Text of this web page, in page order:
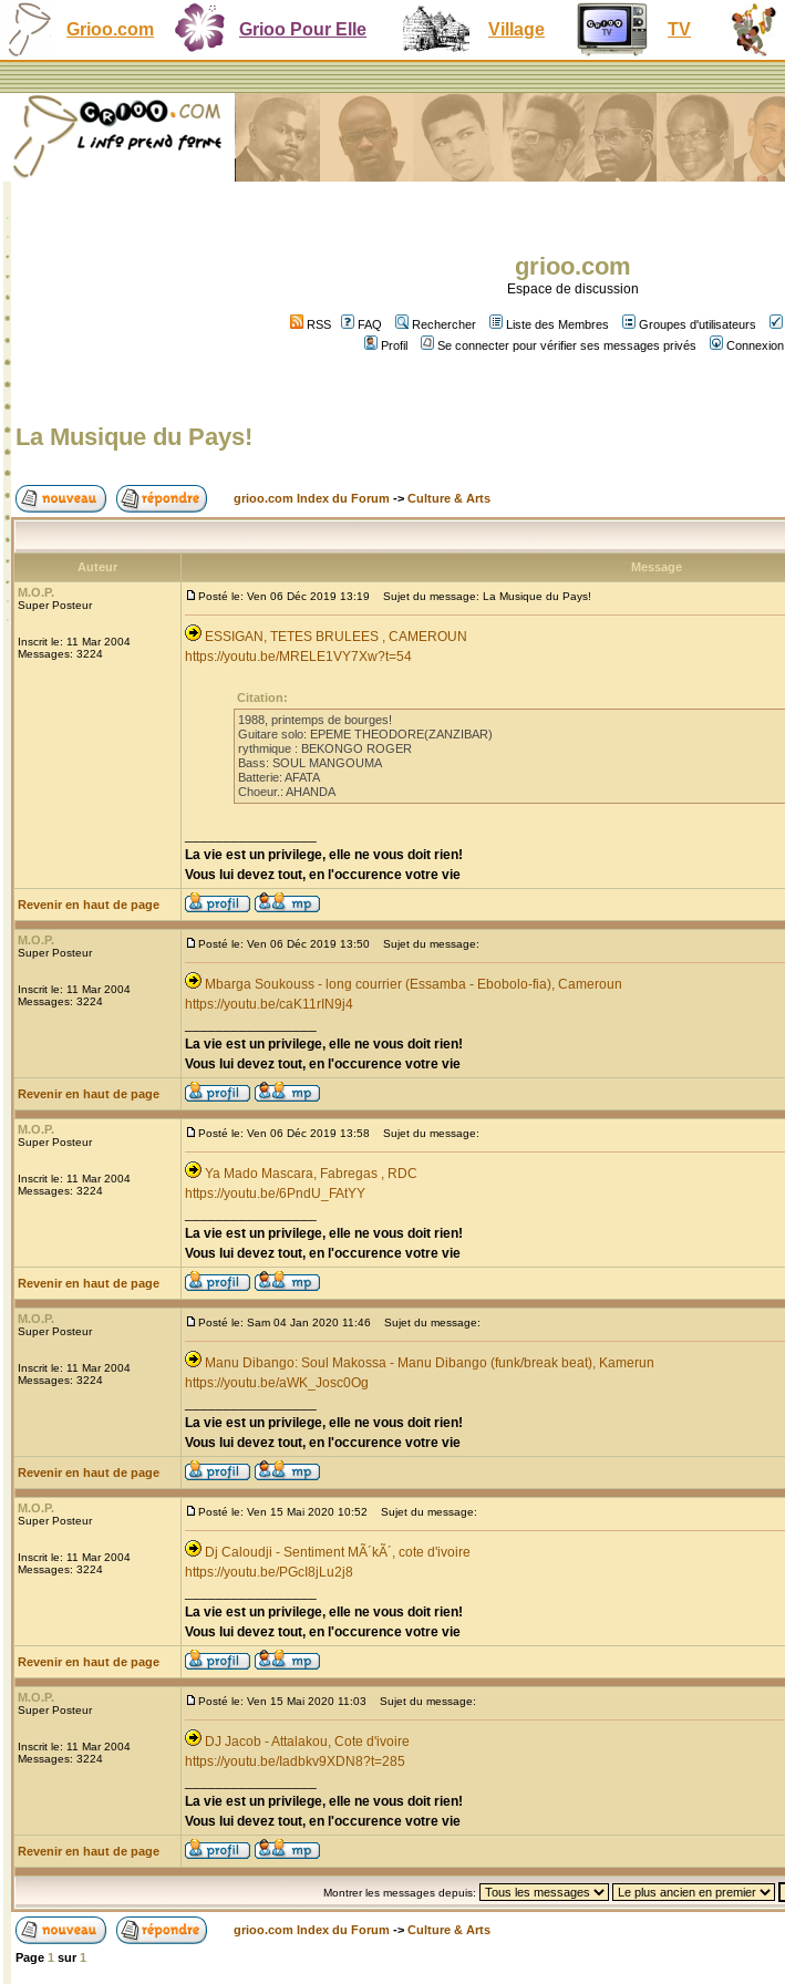
Grioo.com Grioo Pour Elle Village TV
grioo.com
Espace de discussion
RSS FAQ Rechercher Liste des Membres Groupes d'utilisateurs
Profil
Se connecter pour vérifier ses messages privés Connexion
La Musique du Pays!
grioo.com Index du Forum -> Culture & Arts
Auteur
Message
M.O.P.
Super Posteur
Inscrit le: 11 Mar 2004
Messages: 3224
Posté le: Ven 06 Déc 2019 13:19 Sujet du message: La Musique du Pays!
ESSIGAN, TETES BRULEES , CAMEROUN
https://youtu.be/MRELE1VY7Xw?t=54
Citation:
1988, printemps de bourges!
Guitare solo: EPEME THEODORE(ZANZIBAR)
rythmique : BEKONGO ROGER
Bass: SOUL MANGOUMA
Batterie: AFATA
Choeur.: AHANDA
La vie est un privilege, elle ne vous doit rien!
Vous lui devez tout, en l'occurence votre vie
Revenir en haut de page
M.O.P.
Super Posteur
Inscrit le: 11 Mar 2004
Messages: 3224
Posté le: Ven 06 Déc 2019 13:50 Sujet du message:
Mbarga Soukouss - long courrier (Essamba - Ebobolo-fia), Cameroun
https://youtu.be/caK11rIN9j4
La vie est un privilege, elle ne vous doit rien!
Vous lui devez tout, en l'occurence votre vie
Revenir en haut de page
M.O.P.
Super Posteur
Inscrit le: 11 Mar 2004
Messages: 3224
Posté le: Ven 06 Déc 2019 13:58 Sujet du message:
Ya Mado Mascara, Fabregas , RDC
https://youtu.be/6PndU_FAtYY
La vie est un privilege, elle ne vous doit rien!
Vous lui devez tout, en l'occurence votre vie
Revenir en haut de page
M.O.P.
Super Posteur
Inscrit le: 11 Mar 2004
Messages: 3224
Posté le: Sam 04 Jan 2020 11:46 Sujet du message:
Manu Dibango: Soul Makossa - Manu Dibango (funk/break beat), Kamerun
https://youtu.be/aWK_Josc0Og
La vie est un privilege, elle ne vous doit rien!
Vous lui devez tout, en l'occurence votre vie
Revenir en haut de page
M.O.P.
Super Posteur
Inscrit le: 11 Mar 2004
Messages: 3224
Posté le: Ven 15 Mai 2020 10:52 Sujet du message:
Dj Caloudji - Sentiment MÃ´kÃ´, cote d'ivoire
https://youtu.be/PGcI8jLu2j8
La vie est un privilege, elle ne vous doit rien!
Vous lui devez tout, en l'occurence votre vie
Revenir en haut de page
M.O.P.
Super Posteur
Inscrit le: 11 Mar 2004
Messages: 3224
Posté le: Ven 15 Mai 2020 11:03 Sujet du message:
DJ Jacob - Attalakou, Cote d'ivoire
https://youtu.be/Iadbkv9XDN8?t=285
La vie est un privilege, elle ne vous doit rien!
Vous lui devez tout, en l'occurence votre vie
Revenir en haut de page
Montrer les messages depuis:
grioo.com Index du Forum -> Culture & Arts
Page 1 sur1